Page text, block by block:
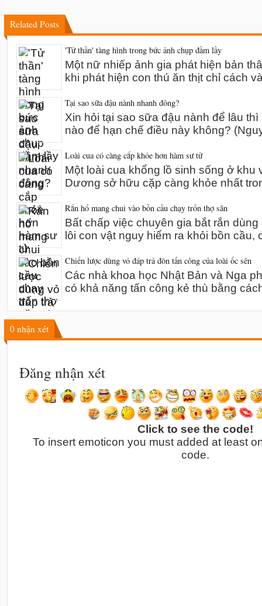
Related Posts
'Tử thần' tàng hình trong bức ảnh chụp đầm lầy
Một nữ nhiếp ảnh gia phát hiện bản
khi phát hiện con thú ăn thịt chỉ cách
Tại sao sữa đậu nành nhanh đông?
Xin hỏi tại sao sữa đậu nành để lâu
nào để hạn chế điều này không?
Loài cua có càng cắp khỏe hơn hàm sư tử
Một loài cua khổng lồ sinh sống ở khu
Dương sở hữu cặp càng khỏe nhất
Rắn hổ mang chui vào bồn cầu chạy trốn thợ săn
Bất chấp việc chuyên gia bắt rắn
lôi con vật nguy hiểm ra khỏi bồn cầu,
Chiến lược dùng vỏ đáp trả đòn tấn công của loài ốc sên
Các nhà khoa học Nhật Bản và Nga
có khả năng tấn công kẻ thù bằng
0 nhận xét
Đăng nhận xét
Click to see the code!
To insert emoticon you must added at least
code.